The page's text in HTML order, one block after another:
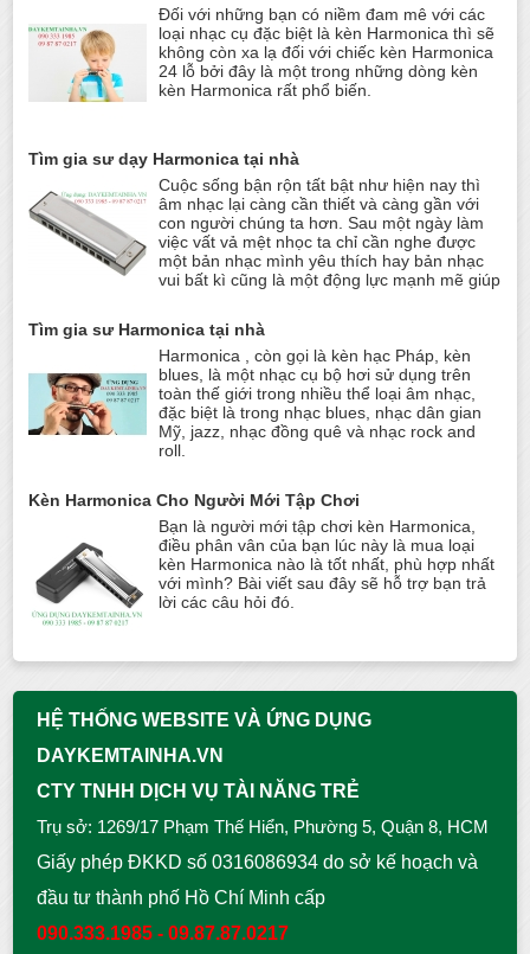
Đối với những bạn có niềm đam mê với các
loại nhạc cụ đặc biệt là kèn Harmonica thì sẽ
không còn xa lạ đối với chiếc kèn Harmonica
24 lỗ bởi đây là một trong những dòng kèn
kèn Harmonica rất phổ biến.
Tìm gia sư dạy Harmonica tại nhà
Cuộc sống bận rộn tất bật như hiện nay thì
âm nhạc lại càng cần thiết và càng gần với
con người chúng ta hơn. Sau một ngày làm
việc vất vả mệt nhọc ta chỉ cần nghe được
một bản nhạc mình yêu thích hay bản nhạc
vui bất kì cũng là một động lực mạnh mẽ giúp
Tìm gia sư Harmonica tại nhà
Harmonica , còn gọi là kèn hạc Pháp, kèn
blues, là một nhạc cụ bộ hơi sử dụng trên
toàn thế giới trong nhiều thể loại âm nhạc,
đặc biệt là trong nhạc blues, nhạc dân gian
Mỹ, jazz, nhạc đồng quê và nhạc rock and
roll.
Kèn Harmonica Cho Người Mới Tập Chơi
Bạn là người mới tập chơi kèn Harmonica,
điều phân vân của bạn lúc này là mua loại
kèn Harmonica nào là tốt nhất, phù hợp nhất
với mình? Bài viết sau đây sẽ hỗ trợ bạn trả
lời các câu hỏi đó.
HỆ THỐNG WEBSITE VÀ ỨNG DỤNG
DAYKEMTAINHA.VN
CTY TNHH DỊCH VỤ TÀI NĂNG TRẺ
Trụ sở: 1269/17 Phạm Thế Hiển, Phường 5, Quận 8, HCM
Giấy phép ĐKKD số 0316086934 do sở kế hoạch và
đầu tư thành phố Hồ Chí Minh cấp
090.333.1985 - 09.87.87.0217